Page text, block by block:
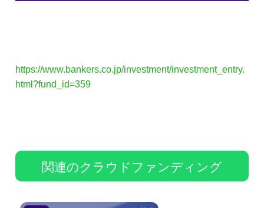
https://www.bankers.co.jp/investment/investment_entry.
html?fund_id=359
関連のクラウドファンディング